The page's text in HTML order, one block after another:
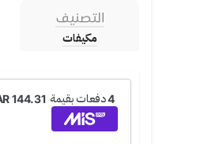
التصنيف
مكيفات